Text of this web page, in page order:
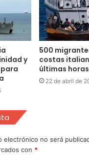
y
para
500
costas
últimas horas
22 de abril de
electrónico no será
con *